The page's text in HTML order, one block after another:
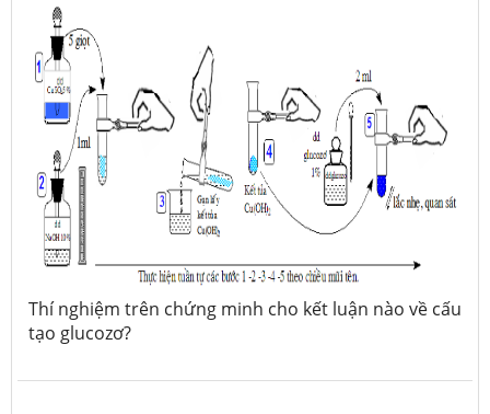
Thí nghiệm trên chứng minh cho kết luận nào về cấu
tạo glucozơ?